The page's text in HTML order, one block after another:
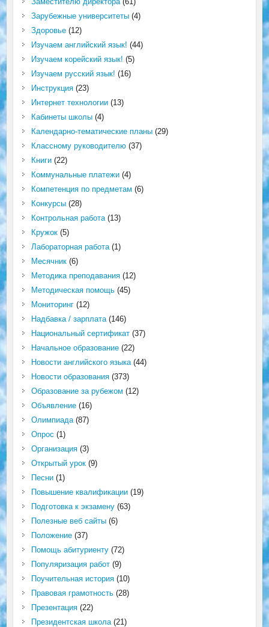
Зарубежные университеты(4)
Здоровье(12)
Изучаем английский язык! (44)
Изучаем корейский язык! (5)
Изучаем русский язык! (16)
Инструкция(23)
Интернет технологии(13)
Кабинеты школы(4)
Календарно-тематические планы(29)
Классному руководителю(37)
Книги(22)
Коммунальные платежи(4)
Компетенция по предметам (6)
Конкурсы(28)
Контрольная работа(13)
Кружок(5)
Лабораторная работа(1)
Месячник(6)
Методика преподавания(12)
Методическая помощь(45)
Мониторинг(12)
Надбавка / зарплата(146)
Национальный сертификат(37)
Начальное образование(22)
Новости английского языка(44)
Новости образования(373)
Образование за рубежом (12)
Объявление(16)
Олимпиада(87)
Опрос (1)
Организация(3)
Открытый урок(9)
Песни(1)
Повышение квалификации(19)
Подготовка к экзамену(63)
Полезные веб сайты(6)
Положение(37)
Помощь абитуриенту(72)
Популяризация работ(9)
Поучительная история(10)
Правовая грамотность(28)
Презентация(22)
Президентская школа(21)